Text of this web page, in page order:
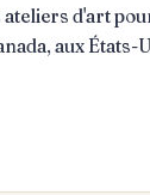
d'art
aux États-